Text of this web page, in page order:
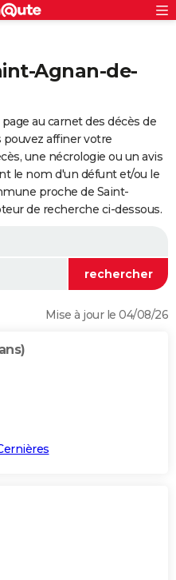
Agnan-de-
au carnet des décès de
pouvez affiner votre
une nécrologie ou un avis
le nom d'un défunt et/ou le
proche de Saint-
de recherche ci-dessous.
Mise à jour le 04/08/26